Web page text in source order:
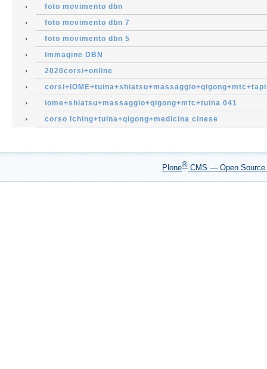
foto movimento dbn
foto movimento dbn 7
foto movimento dbn 5
Immagine DBN
2020corsi+online
iome+shiatsu+massaggio+qigong+mtc+tuina 041
corso Iching+tuina+qigong+medicina cinese
Plone® CMS — Open Source